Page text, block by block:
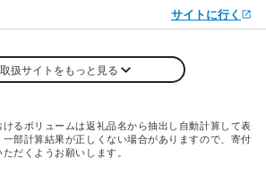
サイトに行く
取扱サイトをもっと見る
るボリュームは返礼品名から抽出し自動計算して表
部計算結果が正しくない場合がありますので、寄付
だくようお願いします。